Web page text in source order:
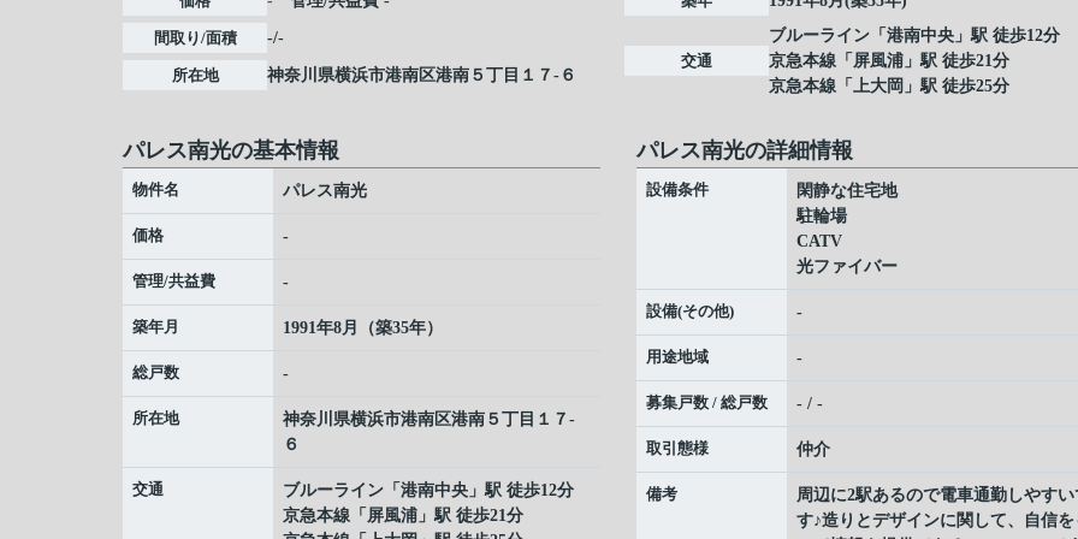
間取り/面積 -/-
所在地 神奈川県横浜市港南区港南 ５丁目１７-６
交通
ブルーライン 「 港南中央 」駅 徒歩12分
京急本線 「 屏風浦 」駅 徒歩21分
京急本線 「 上大岡 」駅 徒歩25分
パレス南光の基本情報
物件名 パレス南光
価格 -
管理/共益費 -
築年月 1991年8月（築35年）
総戸数 -
所在地 神奈川県横浜市港南区港南 ５丁目１７-
６
交通 ブルーライン 「 港南中央 」駅 徒歩12分
京急本線 「 屏風浦 」駅 徒歩21分
パレス南光の詳細情報
設備条件
閑静な住宅地
駐輪場
CATV
光ファイバー
設備(その他) -
用途地域 -
募集戸数 / 総戸数 - / -
取引態様 仲介
備考
周辺に2駅あるので電車通勤しやすい
す♪造りとデザインに関して、自信を